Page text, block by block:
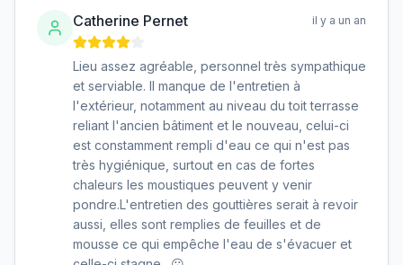
Catherine Pernet il y a un an
Lieu assez agréable, personnel très sympathique
et serviable. Il manque de l'entretien à
l'extérieur, notamment au niveau du toit terrasse
reliant l'ancien bâtiment et le nouveau, celui-ci
est constamment rempli d'eau ce qui n'est pas
très hygiénique, surtout en cas de fortes
chaleurs les moustiques peuvent y venir
pondre.L'entretien des gouttières serait à revoir
aussi, elles sont remplies de feuilles et de
mousse ce qui empêche l'eau de s'évacuer et